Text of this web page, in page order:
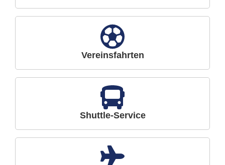
Vereinsfahrten
Shuttle-Service